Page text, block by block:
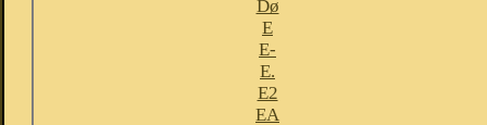
Dø
E
E-
E.
E2
EA